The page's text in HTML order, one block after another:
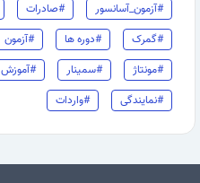
#آزمون_آسانسور
#صادرات
#گمرک
#دوره ها #آزمون
#مونتاژ
#سمینار #آموزش
#نمایندگی
#واردات